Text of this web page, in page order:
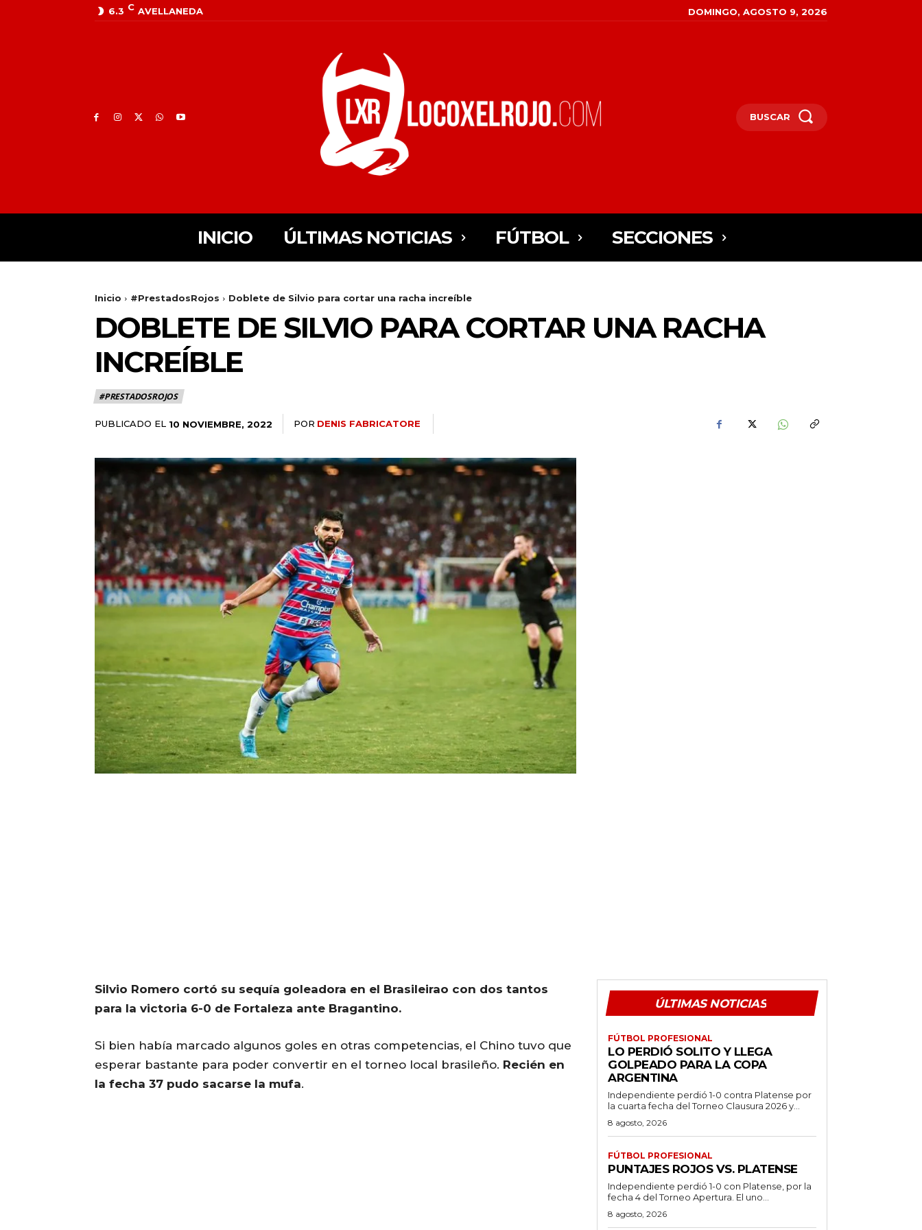
6.3 C AVELLANEDA DOMINGO, AGOSTO 9, 2026
BUSCAR
INICIO ÚLTIMAS NOTICIAS FÚTBOL SECCIONES
Inicio #PrestadosRojos Doblete de Silvio para cortar una racha increíble
DOBLETE DE SILVIO PARA CORTAR UNA RACHA
INCREÍBLE
#PRESTADOSROJOS
PUBLICADO EL 10 NOVIEMBRE, 2022 POR DENIS FABRICATORE
Silvio Romero cortó su sequía goleadora en el Brasileirao con dos tantos
para la victoria 6-0 de Fortaleza ante Bragantino.
Si bien había marcado algunos goles en otras competencias, el Chino tuvo que
esperar bastante para poder convertir en el torneo local brasileño. Recién en
la fecha 37 pudo sacarse la mufa.
ÚLTIMAS NOTICIAS
FÚTBOL PROFESIONAL
LO PERDIÓ SOLITO Y LLEGA
GOLPEADO PARA LA COPA
ARGENTINA
Independiente perdió 1-0 contra Platense por
la cuarta fecha del Torneo Clausura 2026 y...
8 agosto, 2026
FÚTBOL PROFESIONAL
PUNTAJES ROJOS VS. PLATENSE
Independiente perdió 1-0 con Platense, por la
fecha 4 del Torneo Apertura. El uno...
8 agosto, 2026